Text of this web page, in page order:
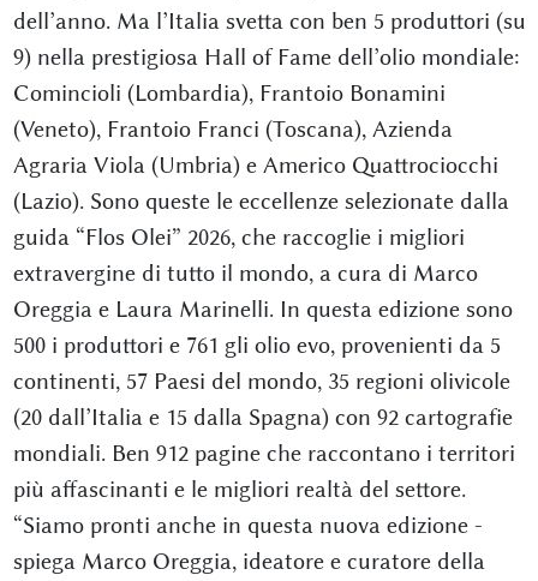
dell’anno. Ma l’Italia svetta con ben 5 produttori (su
9) nella prestigiosa Hall of Fame dell’olio mondiale:
Comincioli (Lombardia), Frantoio Bonamini
(Veneto), Frantoio Franci (Toscana), Azienda
Agraria Viola (Umbria) e Americo Quattrociocchi
(Lazio). Sono queste le eccellenze selezionate dalla
guida “Flos Olei” 2026, che raccoglie i migliori
extravergine di tutto il mondo, a cura di Marco
Oreggia e Laura Marinelli. In questa edizione sono
500 i produttori e 761 gli olio evo, provenienti da 5
continenti, 57 Paesi del mondo, 35 regioni olivicole
(20 dall’Italia e 15 dalla Spagna) con 92 cartografie
mondiali. Ben 912 pagine che raccontano i territori
più affascinanti e le migliori realtà del settore.
“Siamo pronti anche in questa nuova edizione -
spiega Marco Oreggia, ideatore e curatore della